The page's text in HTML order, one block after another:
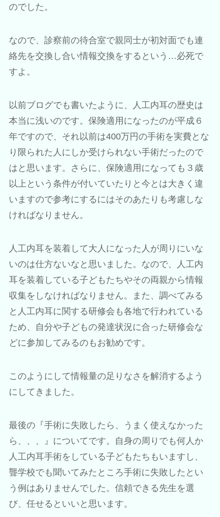
のでした。
なので、診察前の待合室で親同士が初対面でも連
絡先を交換し合い情報交換をするという…必死で
すよ。
以前ブログでも書いたように、人工内耳の歴史は
本当に浅いのです。保険適用になったのが平成６
年ですので、それ以前は400万円の手術を実費とな
り限られた人にしか受けられない手術だったので
はと思います。さらに、保険適用になっても３歳
以上という条件が付いていたりと今とは大きく違
いますので参考にするにはそのあたりも考慮しな
ければなりません。
人工内耳を装着して大人になった人が周りにいな
いのは仕方ないなと思いました。なので、人工内
耳を装着している子どもたちやその両親から情報
収集をしなければなりません。また、調べてみる
と人工内耳に関する研修会も各地で行われている
ため、自分や子どもの発達状況に合った研修会な
どに参加してみるのもお勧めです。
このようにして情報量の足りなさを解消するよう
にしてきました。
最後の『手術に失敗したら、うまく使えなかった
ら、、、』についてです。自身の周りでも何人か
人工内耳手術をしている子どもたちもいますし、
聾学校でも聞いてみたところ手術に失敗したとい
う例はありませんでした。信頼できる先生を選
び、任せるといいと思います。